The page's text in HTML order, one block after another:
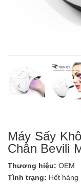
prev
Máy Sấy
Chân Bevili
Thương hiệu: OEM
Tình trạng: Hết hàng